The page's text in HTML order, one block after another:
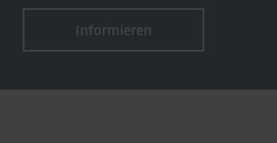
Informieren